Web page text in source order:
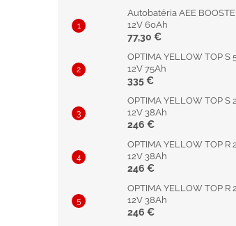
Autobatéria AEE
12V 60Ah
77,30 €
OPTIMA YELLOW TOP S
12V 75Ah
335 €
OPTIMA YELLOW TOP S
12V 38Ah
246 €
OPTIMA YELLOW TOP R
12V 38Ah
246 €
OPTIMA YELLOW TOP R
12V 38Ah
246 €